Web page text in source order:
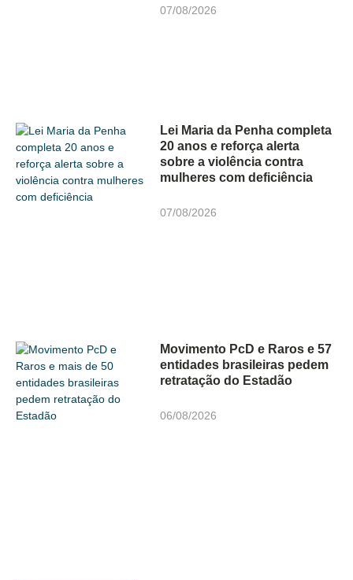
07/08/2026
Lei Maria da Penha completa
20 anos e reforça alerta
sobre a violência contra
mulheres com deficiência
07/08/2026
Movimento PcD e Raros e 57
entidades brasileiras pedem
retratação do Estadão
06/08/2026